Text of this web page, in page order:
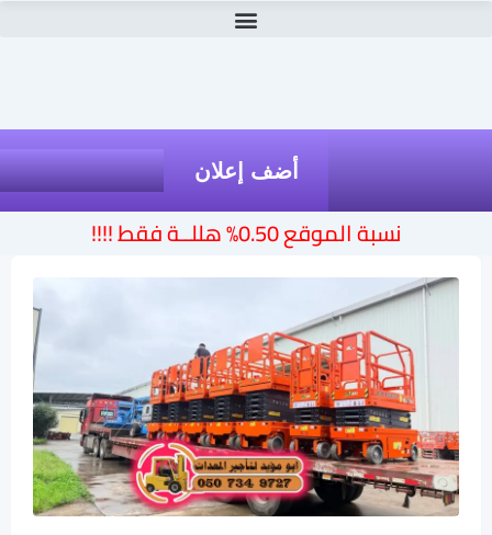
أضف إعلان
نسبة الموقع 0.50% هللــة فقط !!!!